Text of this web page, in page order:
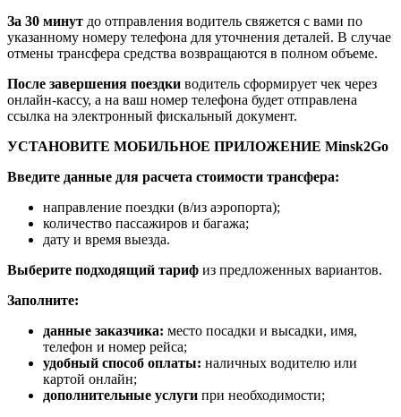
За 30 минут до отправления водитель свяжется с вами по
указанному номеру телефона для уточнения деталей. В случае
отмены трансфера средства возвращаются в полном объеме.
После завершения поездки водитель сформирует чек через
онлайн-кассу, а на ваш номер телефона будет отправлена
ссылка на электронный фискальный документ.
УСТАНОВИТЕ МОБИЛЬНОЕ ПРИЛОЖЕНИЕ Minsk2Go
Введите данные для расчета стоимости трансфера:
направление поездки (в/из аэропорта);
количество пассажиров и багажа;
дату и время выезда.
Выберите подходящий тариф из предложенных вариантов.
Заполните:
данные заказчика: место посадки и высадки, имя,
телефон и номер рейса;
удобный способ оплаты: наличных водителю или
картой онлайн;
дополнительные услуги при необходимости;